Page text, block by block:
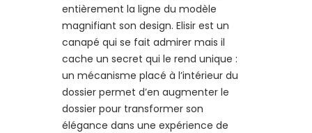
entièrement la ligne du modèle
magnifiant son design. Elisir est un
canapé qui se fait admirer mais il
cache un secret qui le rend unique :
un mécanisme placé à l’intérieur du
dossier permet d’en augmenter le
dossier pour transformer son
élégance dans une expérience de